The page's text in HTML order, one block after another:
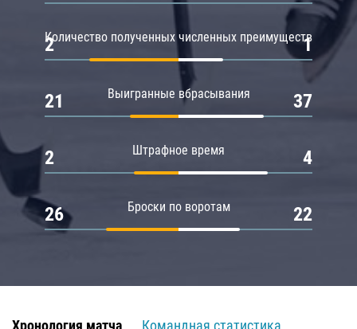
Количество полученных численных преимуществ
2 1
Выигранные вбрасывания
21 37
Штрафное время
2 4
Броски по воротам
26 22
Хронология матча
Командная статистика